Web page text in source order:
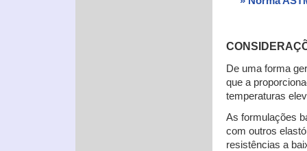
De uma forma
que a
temperaturas
As formulações
com outros
resistências a